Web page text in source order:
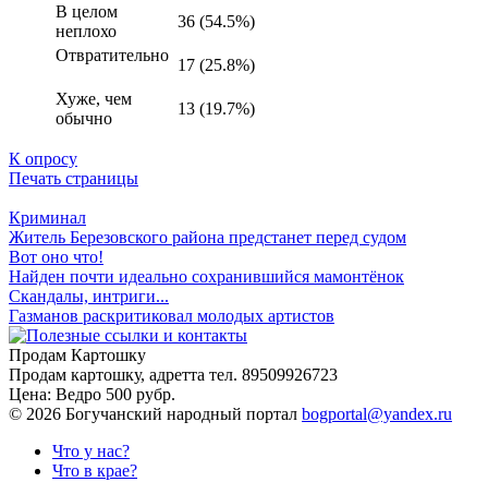
В целом
неплохо
36 (54.5%)
Отвратительно
17 (25.8%)
Хуже, чем
обычно
13 (19.7%)
К опросу
Печать страницы
Криминал
Житель Березовского района предстанет перед судом
Вот оно что!
Найден почти идеально сохранившийся мамонтёнок
Скандалы, интриги...
Газманов раскритиковал молодых артистов
Продам Картошку
Продам картошку, адретта тел. 89509926723
Цена: Ведро 500 рубр.
© 2026 Богучанский народный портал bogportal@yandex.ru
Что у нас?
Что в крае?